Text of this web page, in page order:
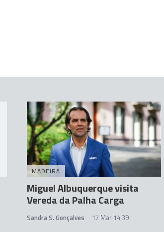
MADEIRA
Miguel Albuquerque visita
Vereda da Palha Carga
Sandra S. Gonçalves 17 Mar 14:39